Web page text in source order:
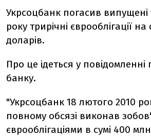
Укрсоцбанк погасив випущені
року трирічні єврооблігації
доларів.
Про це ідеться у
банку.
"Укрсоцбанк 18 лютого 2010
повному обсязі виконав
єврооблігаціями в сумі 400